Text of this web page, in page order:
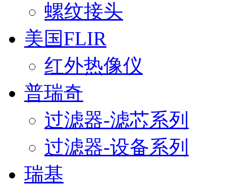
螺纹接头
美国FLIR
红外热像仪
普瑞奇
过滤器-滤芯系列
过滤器-设备系列
瑞基